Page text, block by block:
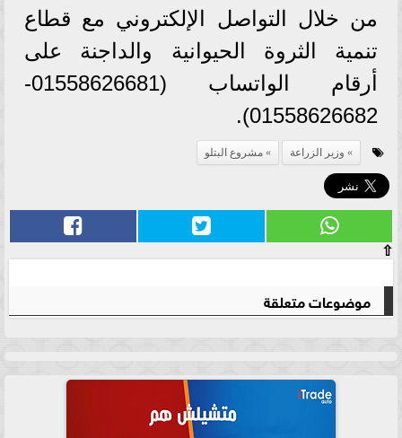
من خلال التواصل الإلكتروني مع قطاع
تنمية الثروة الحيوانية والداجنة على
أرقام الواتساب (01558626681-
01558626682).
وزير الزراعة مشروع البتلو
⇧
موضوعات متعلقة